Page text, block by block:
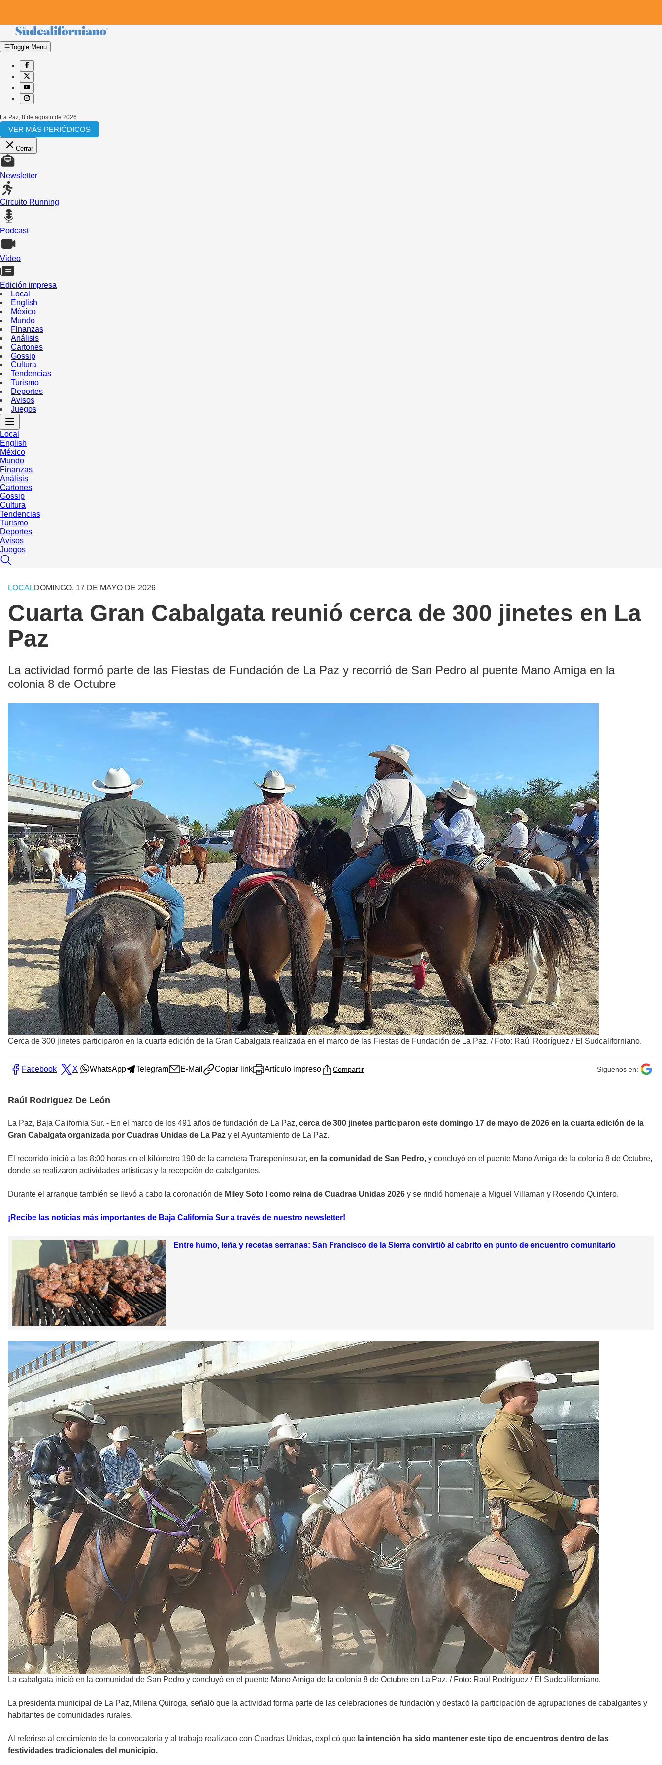
Toggle Menu
La Paz 8 de agosto de 2026
VER MÁS PERIÓDICOS
Cerrar
Newsletter
Circuito Running
Podcast
Video
Edición impresa
Local
English
México
Mundo
Finanzas
Análisis
Cartones
Gossip
Cultura
Tendencias
Turismo
Deportes
Avisos
Juegos
Local
English
México
Mundo
Finanzas
Análisis
Cartones
Gossip
Cultura
Tendencias
Turismo
Deportes
Avisos
Juegos
LOCALDOMINGO, 17 DE MAYO DE 2026
Cuarta Gran Cabalgata reunió cerca de 300 jinetes en La
Paz
La actividad formó parte de las Fiestas de Fundación de La Paz y recorrió de San Pedro al puente Mano Amiga en la
colonia 8 de Octubre
Cerca de 300 jinetes participaron en la cuarta edición de la Gran Cabalgata realizada en el marco de las Fiestas de Fundación de La Paz. / Foto: Raúl Rodríguez / El Sudcaliforniano.
Facebook X WhatsApp Telegram E-Mail Copiar link Artículo impreso Compartir Síguenos en:
Raúl Rodriguez De León
La Paz, Baja California Sur. - En el marco de los 491 años de fundación de La Paz, cerca de 300 jinetes participaron este domingo 17 de mayo de 2026 en la cuarta edición de la
Gran Cabalgata organizada por Cuadras Unidas de La Paz y el Ayuntamiento de La Paz.
El recorrido inició a las 8:00 horas en el kilómetro 190 de la carretera Transpeninsular, en la comunidad de San Pedro, y concluyó en el puente Mano Amiga de la colonia 8 de Octubre,
donde se realizaron actividades artísticas y la recepción de cabalgantes.
Durante el arranque también se llevó a cabo la coronación de Miley Soto I como reina de Cuadras Unidas 2026 y se rindió homenaje a Miguel Villaman y Rosendo Quintero.
¡Recibe las noticias más importantes de Baja California Sur a través de nuestro newsletter!
Entre humo, leña y recetas serranas: San Francisco de la Sierra convirtió al cabrito en punto de encuentro comunitario
La cabalgata inició en la comunidad de San Pedro y concluyó en el puente Mano Amiga de la colonia 8 de Octubre en La Paz. / Foto: Raúl Rodríguez / El Sudcaliforniano.
La presidenta municipal de La Paz, Milena Quiroga, señaló que la actividad forma parte de las celebraciones de fundación y destacó la participación de agrupaciones de cabalgantes y
habitantes de comunidades rurales.
Al referirse al crecimiento de la convocatoria y al trabajo realizado con Cuadras Unidas, explicó que la intención ha sido mantener este tipo de encuentros dentro de las
festividades tradicionales del municipio.